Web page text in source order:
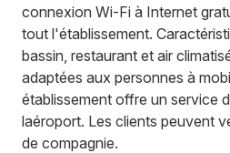
connexion Wi-Fi à Internet
tout l'établissement.
bassin, restaurant et air
adaptées aux personnes à
établissement offre un service
laéroport. Les clients peuvent
de compagnie.